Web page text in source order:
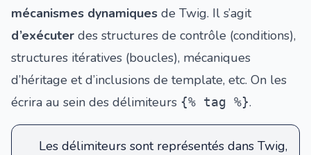
mécanismes dynamiques de Twig. Il s’agit
d’exécuter des structures de contrôle (conditions),
structures itératives (boucles), mécaniques
d’héritage et d’inclusions de template, etc. On les
écrira au sein des délimiteurs {% tag %}.
Les délimiteurs sont représentés dans Twig,